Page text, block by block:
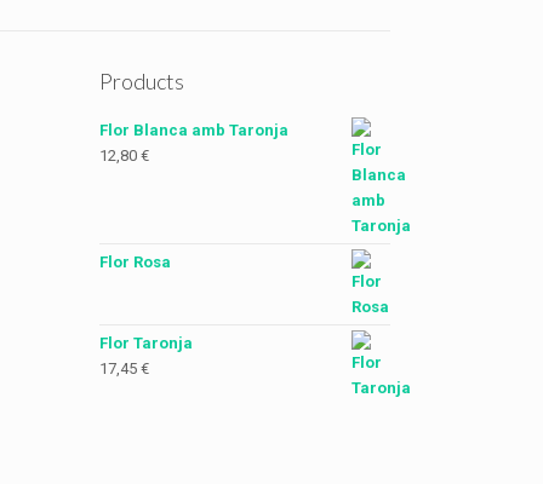
Products
Flor Blanca amb Taronja
12,80 €
Flor Rosa
Flor Taronja
17,45 €